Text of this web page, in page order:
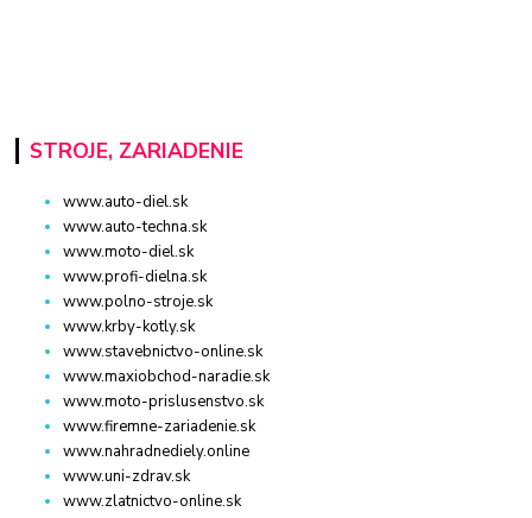
STROJE, ZARIADENIE
www.auto-diel.sk
www.auto-techna.sk
www.moto-diel.sk
www.profi-dielna.sk
www.polno-stroje.sk
www.krby-kotly.sk
www.stavebnictvo-online.sk
www.maxiobchod-naradie.sk
www.moto-prislusenstvo.sk
www.firemne-zariadenie.sk
www.nahradnediely.online
www.uni-zdrav.sk
www.zlatnictvo-online.sk